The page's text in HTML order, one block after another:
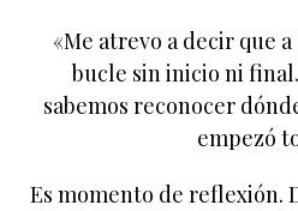
«Me atrevo a decir que
bucle sin inicio ni
sabemos reconocer
empezó
Es momento de reflexión.